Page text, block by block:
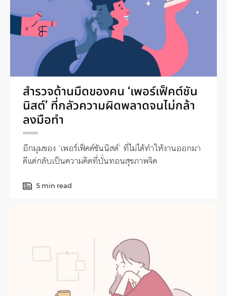
สำรวจด้านมืดของคน ‘เพอร์เฟ็คต์ชัน
นิสต์’ ที่กลัวความผิดพลาดจนไม่กล้า
ลงมือทำ
อีกมุมของ ‘เพอร์เฟ็คต์ชันนิสต์’ ที่ไม่ได้ทำให้งานออกมา
ดีแต่กลับเป็นความคิดที่บั่นทอนสุขภาพจิต
5 min read